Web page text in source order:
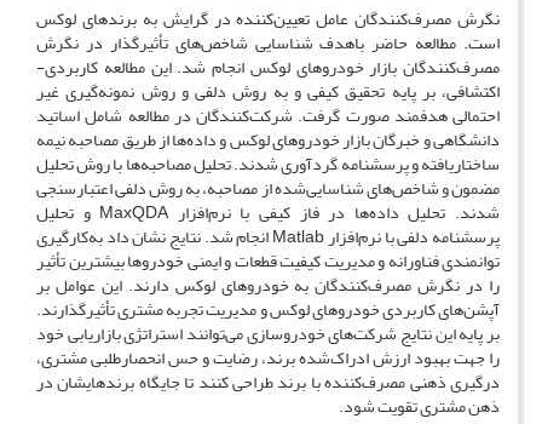
نگرش مصرف‌کنندگان عامل تعیین‌کننده در گرایش به برندهای لوکس
است. مطالعه حاضر باهدف شناسایی شاخص‌های تأثیرگذار در نگرش
مصرف‌کنندگان بازار خودروهای لوکس انجام شد. این مطالعه کاربردی-
اکتشافی، بر پایه تحقیق کیفی و به روش دلفی و روش نمونه‌گیری غیر
احتمالی هدفمند صورت گرفت. شرکت‌کنندگان در مطالعه شامل اساتید
دانشگاهی و خبرگان بازار خودروهای لوکس و داده‌ها از طریق مصاحبه نیمه
ساختاریافته و پرسشنامه گردآوری شدند. تحلیل مصاحبه‌ها با روش تحلیل
مضمون و شاخص‌های شناسایی‌شده از مصاحبه، به روش دلفی اعتبارسنجی
شدند. تحلیل داده‌ها در فاز کیفی با نرم‌افزار MaxQDA و تحلیل
پرسشنامه دلفی با نرم‌افزار Matlab انجام شد. نتایج نشان داد به‌کارگیری
توانمندی فناورانه و مدیریت کیفیت قطعات و ایمنی خودروها بیشترین تأثیر
را در نگرش مصرف‌کنندگان به خودروهای لوکس دارند. این عوامل بر
آپشن‌های کاربردی خودروهای لوکس و مدیریت تجربه مشتری تأثیرگذارند.
بر پایه این نتایج شرکت‌های خودروسازی می‌توانند استراتژی بازاریابی خود
را جهت بهبود ارزش ادراک‌‌شده برند، رضایت و حس انحصارطلبی مشتری،
درگیری ذهنی مصرف‌کننده با برند طراحی کنند تا جایگاه برندهایشان در
ذهن مشتری تقویت ‌شود.